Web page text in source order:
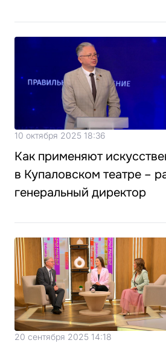
10 октября 2025 18:36
Как применяют
в Купаловском театре –
генеральный директор
20 сентября 2025 14:18